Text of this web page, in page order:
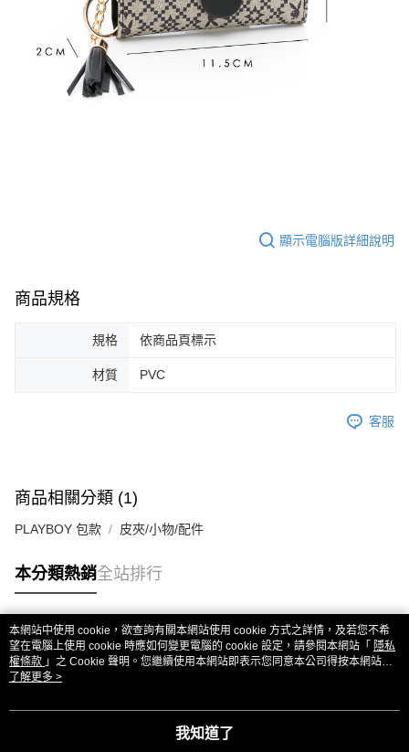
顯示電腦版詳細說明
商品規格
規格 依商品頁標示
材質 PVC
客服
商品相關分類 (1)
PLAYBOY 包款 皮夾/小物/配件
本分類熱銷全站排行
熱門標籤
本網站中使用 cookie，欲查詢有關本網站使用 cookie 方式之詳情，及若您不希
望在電腦上使用 cookie 時應如何變更電腦的 cookie 設定，請參閱本網站「 隱私
權條款 」之 Cookie 聲明。您繼續使用本網站即表示您同意本公司得按本網站使
用條款之 Cookie 聲明使用 cookie。
了解更多 >
我知道了